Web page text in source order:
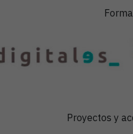
Proyectos y